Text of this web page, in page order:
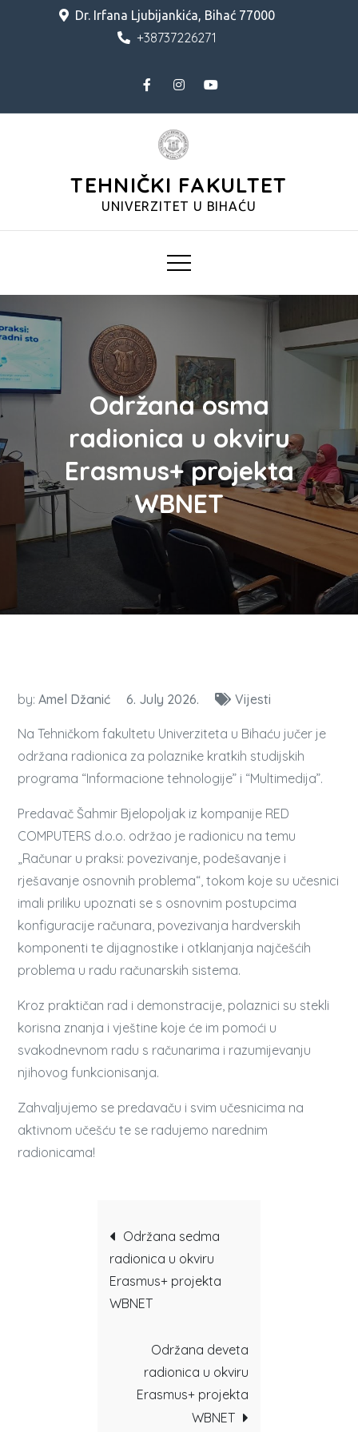
Dr. Irfana Ljubijankića, Bihać 77000
+38737226271
TEHNIČKI FAKULTET
UNIVERZITET U BIHAĆU
Održana osma
radionica u okviru
Erasmus+ projekta
WBNET
by:Amel Džanić 6. July 2026. Vijesti
Na Tehničkom fakultetu Univerziteta u Bihaću jučer je
održana radionica za polaznike kratkih studijskih
programa “Informacione tehnologije” i “Multimedija”.
Predavač Šahmir Bjelopoljak iz kompanije RED
COMPUTERS d.o.o. održao je radionicu na temu
„Računar u praksi: povezivanje, podešavanje i
rješavanje osnovnih problema“, tokom koje su učesnici
imali priliku upoznati se s osnovnim postupcima
konfiguracije računara, povezivanja hardverskih
komponenti te dijagnostike i otklanjanja najčešćih
problema u radu računarskih sistema.
Kroz praktičan rad i demonstracije, polaznici su stekli
korisna znanja i vještine koje će im pomoći u
svakodnevnom radu s računarima i razumijevanju
njihovog funkcionisanja.
Zahvaljujemo se predavaču i svim učesnicima na
aktivnom učešću te se radujemo narednim
radionicama!
Post
navigation
Održana sedma
radionica u okviru
Erasmus+ projekta
WBNET
Održana deveta
radionica u okviru
Erasmus+ projekta
WBNET